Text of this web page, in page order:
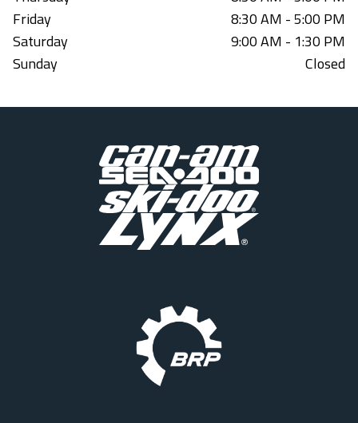
Friday
8:30 AM - 5:00 PM
Saturday
9:00 AM - 1:30 PM
Sunday
Closed